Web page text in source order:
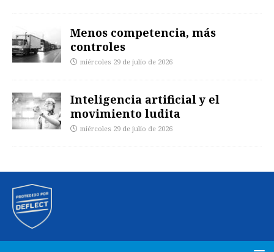
Menos competencia, más
controles
miércoles 29 de julio de 2026
Inteligencia artificial y el
movimiento ludita
miércoles 29 de julio de 2026